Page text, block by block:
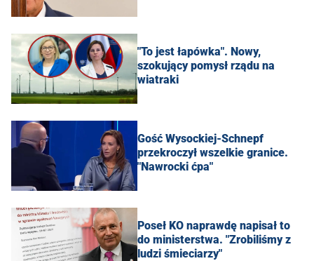
"To jest łapówka". Nowy,
szokujący pomysł rządu na
wiatraki
Gość Wysockiej-Schnepf
przekroczył wszelkie granice.
"Nawrocki ćpa"
Poseł KO naprawdę napisał to
do ministerstwa. "Zrobiliśmy z
ludzi śmieciarzy"